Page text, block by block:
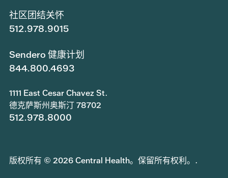
社区团结关怀
512.978.9015
Sendero 健康计划
844.800.4693
1111 East Cesar Chavez St.
德克萨斯州奥斯汀 78702
512.978.8000
版权所有 © 2026 Central Health。保留所有权利。.